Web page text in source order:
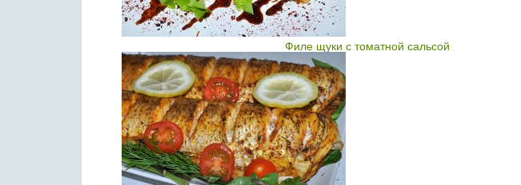
Филе щуки с томатной сальсой